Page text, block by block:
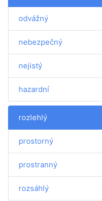
odvážný
nebezpečný
nejistý
hazardní
rozlehlý
prostorný
prostranný
rozsáhlý